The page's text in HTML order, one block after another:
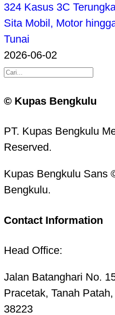
324 Kasus 3C
Sita Mobil, Motor
Tunai
2026-06-02
© Kupas Bengkulu
PT. Kupas Bengkulu
Reserved.
Kupas Bengkulu Sans
Bengkulu.
Contact Information
Head Office:
Jalan Batanghari No.
Pracetak, Tanah
38223